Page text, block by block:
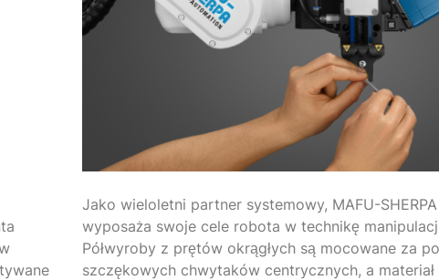
Jako wieloletni partner systemowy, MAFU-
wyposaża swoje cele robota w technikę
Półwyroby z prętów okrągłych są mocowane za
szczękowych chwytaków centrycznych, a